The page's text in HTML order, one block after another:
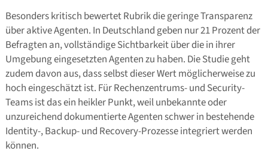
Besonders kritisch bewertet Rubrik die geringe Transparenz
über aktive Agenten. In Deutschland geben nur 21 Prozent der
Befragten an, vollständige Sichtbarkeit über die in ihrer
Umgebung eingesetzten Agenten zu haben. Die Studie geht
zudem davon aus, dass selbst dieser Wert möglicherweise zu
hoch eingeschätzt ist. Für Rechenzentrums- und Security-
Teams ist das ein heikler Punkt, weil unbekannte oder
unzureichend dokumentierte Agenten schwer in bestehende
Identity-, Backup- und Recovery-Prozesse integriert werden
können.